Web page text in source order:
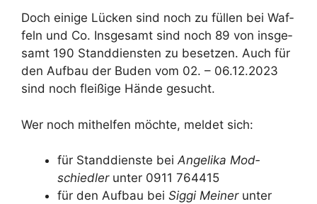
Doch ei­ni­ge Lü­cken sind noch zu fül­len bei Waf­
feln und Co. Ins­ge­samt sind noch 89 von ins­ge­
samt 190 Stand­diens­ten zu be­set­zen. Auch für
den Auf­bau der Bu­den vom 02. – 06.12.2023
sind noch flei­ßi­ge Hän­de ge­sucht.
Wer noch mit­hel­fen möch­te, mel­det sich:
für Stand­diens­te beiAn­ge­li­ka Mod­
schied­lerun­ter 0911 764415
für den Auf­bau bei Sig­gi Mei­nerun­ter